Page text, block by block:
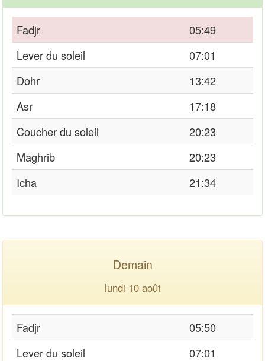
Fadjr
05:49
Lever du soleil
07:01
Dohr
13:42
Asr
17:18
Coucher du soleil
20:23
Maghrib
20:23
Icha
21:34
Demain
lundi 10 août
Fadjr
05:50
Lever du soleil
07:01